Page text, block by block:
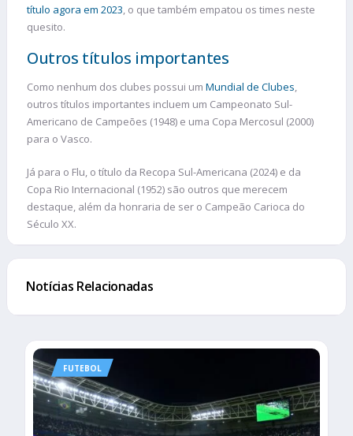
título agora em 2023, o que também empatou os times neste
quesito.
Outros títulos importantes
Como nenhum dos clubes possui um Mundial de Clubes,
outros títulos importantes incluem um Campeonato Sul-
Americano de Campeões (1948) e uma Copa Mercosul (2000)
para o Vasco.
Já para o Flu, o título da Recopa Sul-Americana (2024) e da
Copa Rio Internacional (1952) são outros que merecem
destaque, além da honraria de ser o Campeão Carioca do
Século XX.
Notícias Relacionadas
FUTEBOL